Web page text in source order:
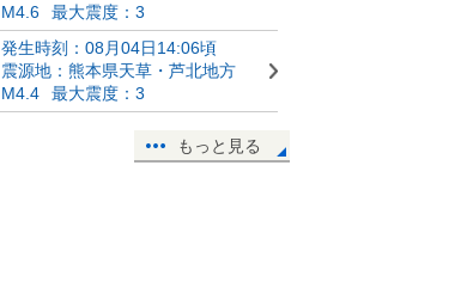
M4.6
最大震度：3
発生時刻：08月04日14:06頃
震源地：熊本県天草・芦北地方
M4.4
最大震度：3
もっと見る